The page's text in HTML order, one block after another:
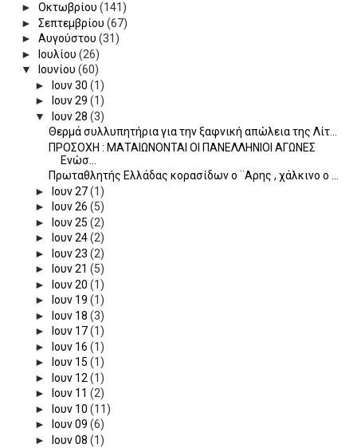
► Οκτωβρίου (141)
► Σεπτεμβρίου (67)
► Αυγούστου (31)
►
Ιουλίου (26)
▼
Ιουνίου (60)
►
Ιουν 30 (1)
►
Ιουν 29 (1)
▼
Ιουν 28 (3)
Θερμά συλλυπητήρια για την ξαφνική απώλεια της Λίτ...
ΠΡΟΣΟΧΗ : ΜΑΤΑΙΩΝΟΝΤΑΙ ΟΙ ΠΑΝΕΛΛΗΝΙΟΙ ΑΓΩΝΕΣ
Ενώσ...
Πρωταθλητής Ελλάδας κορασίδων ο ¨Αρης , χάλκινο ο ...
►
Ιουν 27(1)
►
Ιουν 26 (5)
►
Ιουν 25 (2)
►
Ιουν 24(2)
►
Ιουν 23 (2)
►
Ιουν 21 (5)
►
Ιουν 20 (1)
►
Ιουν 19 (1)
►
Ιουν 18 (3)
►
Ιουν 17(1)
►
Ιουν 16 (1)
►
Ιουν 15 (1)
►
Ιουν 12 (1)
►
Ιουν 11 (2)
►
Ιουν 10 (11)
►
Ιουν 09 (6)
►
Ιουν 08 (1)